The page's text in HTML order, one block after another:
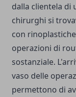
dalla clientela di
chirurghi si
con
operazioni di
sostanziale.
vaso delle
permettono di